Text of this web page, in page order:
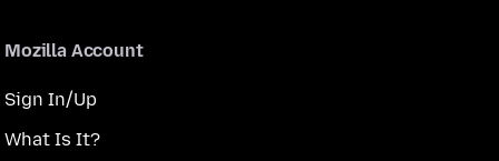
Mozilla Account
Sign In/Up
What Is It?